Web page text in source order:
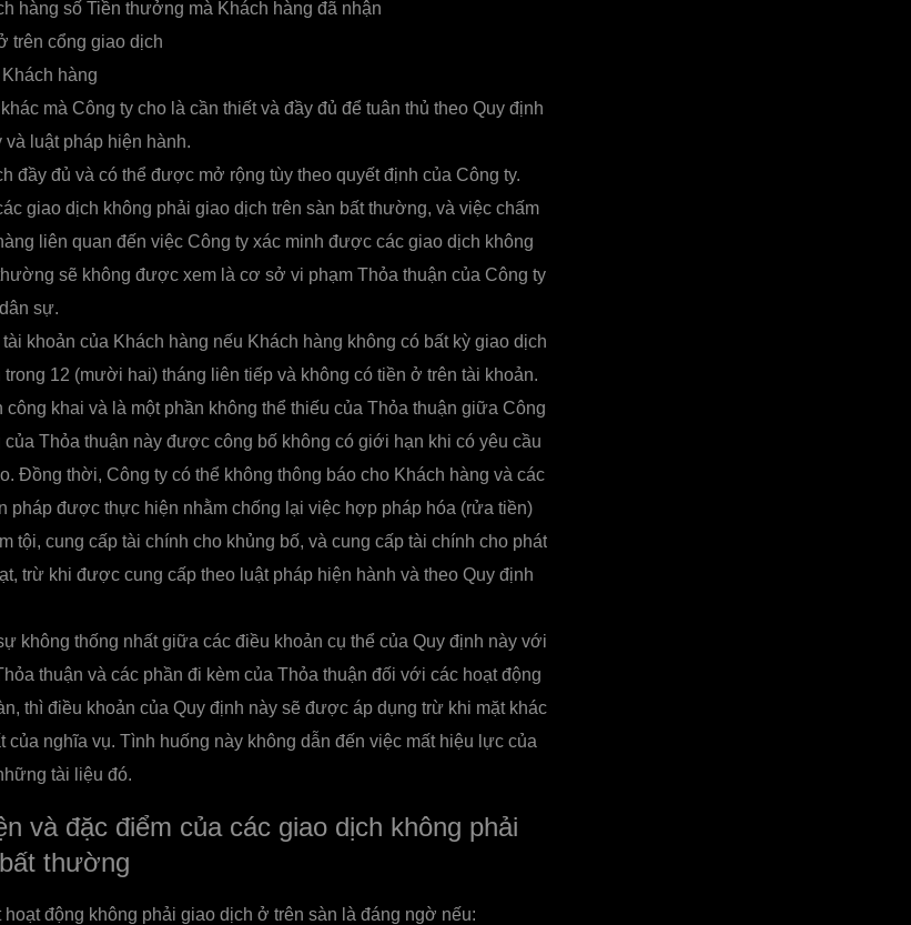
hàng số Tiền thưởng mà Khách hàng đã nhận
trên cổng giao dịch
hàng
mà Công ty cho là cần thiết và đầy đủ để tuân thủ theo Quy định
luật pháp hiện hành.
đầy đủ và có thể được mở rộng tùy theo quyết định của Công ty.
giao dịch không phải giao dịch trên sàn bất thường, và việc chấm
liên quan đến việc Công ty xác minh được các giao dịch không
sẽ không được xem là cơ sở vi phạm Thỏa thuận của Công ty
sự.
khoản của Khách hàng nếu Khách hàng không có bất kỳ giao dịch
12 (mười hai) tháng liên tiếp và không có tiền ở trên tài khoản.
công khai và là một phần không thể thiếu của Thỏa thuận giữa Công
Thỏa thuận này được công bố không có giới hạn khi có yêu cầu
Đồng thời, Công ty có thể không thông báo cho Khách hàng và các
pháp được thực hiện nhằm chống lại việc hợp pháp hóa (rửa tiền)
tội, cung cấp tài chính cho khủng bố, và cung cấp tài chính cho phát
trừ khi được cung cấp theo luật pháp hiện hành và theo Quy định
không thống nhất giữa các điều khoản cụ thể của Quy định này với
thuận và các phần đi kèm của Thỏa thuận đối với các hoạt động
thì điều khoản của Quy định này sẽ được áp dụng trừ khi mặt khác
của nghĩa vụ. Tình huống này không dẫn đến việc mất hiệu lực của
tài liệu đó.
và đặc điểm của các giao dịch không phải
thường
hoạt động không phải giao dịch ở trên sàn là đáng ngờ nếu: